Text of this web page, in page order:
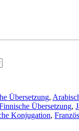
Übersetzung,
Übersetzung,
Konjugation,